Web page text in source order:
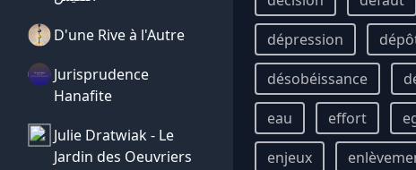
D'une Rive à l'Autre
Jurisprudence
Hanafite
Julie Dratwiak - Le
Jardin des Oeuvriers
dépression
désobéissance
eau
effort
enjeux